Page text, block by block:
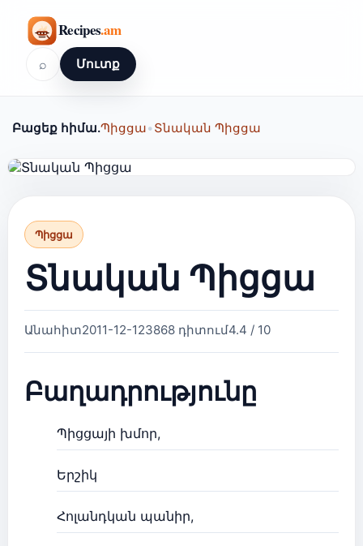
⌕ Մուտք
Բացեք հիմա.Պիցցա•Տնական Պիցցա
Պիցցա
Տնական Պիցցա
Անահիտ2011-12-123868 դիտում4.4 / 10
Բաղադրությունը
Պիցցայի խմոր,
Երշիկ
Հոլանդկան պանիր,